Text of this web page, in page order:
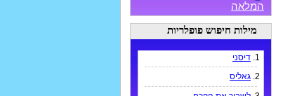
המלאה
מילות חיפוש פופלריות
1. דיסני
2. גאליס